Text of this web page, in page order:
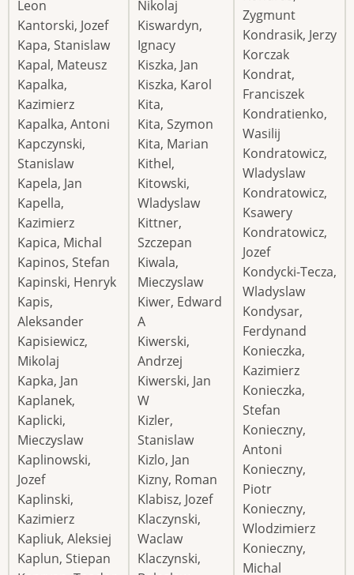
Leon
Kantorski, Jozef
Kapa, Stanislaw
Kapal, Mateusz
Kapalka,
Kazimierz
Kapalka, Antoni
Kapczynski,
Stanislaw
Kapela, Jan
Kapella,
Kazimierz
Kapica, Michal
Kapinos, Stefan
Kapinski, Henryk
Kapis,
Aleksander
Kapisiewicz,
Mikolaj
Kapka, Jan
Kaplanek,
Kaplicki,
Mieczyslaw
Kaplinowski,
Jozef
Kaplinski,
Kazimierz
Kapliuk, Aleksiej
Kaplun, Stiepan
Nikolaj
Kiswardyn,
Ignacy
Kiszka, Jan
Kiszka, Karol
Kita,
Kita, Szymon
Kita, Marian
Kithel,
Kitowski,
Wladyslaw
Kittner,
Szczepan
Kiwala,
Mieczyslaw
Kiwer, Edward
A
Kiwerski,
Andrzej
Kiwerski, Jan
W
Kizler,
Stanislaw
Kizlo, Jan
Kizny, Roman
Klabisz, Jozef
Klaczynski,
Waclaw
Klaczynski,
Zygmunt
Kondrasik, Jerzy
Korczak
Kondrat,
Franciszek
Kondratienko,
Wasilij
Kondratowicz,
Wladyslaw
Kondratowicz,
Ksawery
Kondratowicz,
Jozef
Kondycki-Tecza,
Wladyslaw
Kondysar,
Ferdynand
Konieczka,
Kazimierz
Konieczka,
Stefan
Konieczny,
Antoni
Konieczny,
Piotr
Konieczny,
Wlodzimierz
Konieczny,
Michal